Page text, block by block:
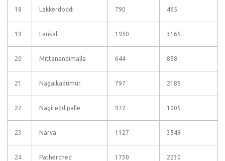
18 Lakkerdoddi 790 465
19 Lankal 1930 3165
20 Mittanandimalla 644 858
21 Nagalkadumur 797 2185
22 Nagireddipalle 972 1005
23 Narva 1127 3549
24 Patherched 1730 2230